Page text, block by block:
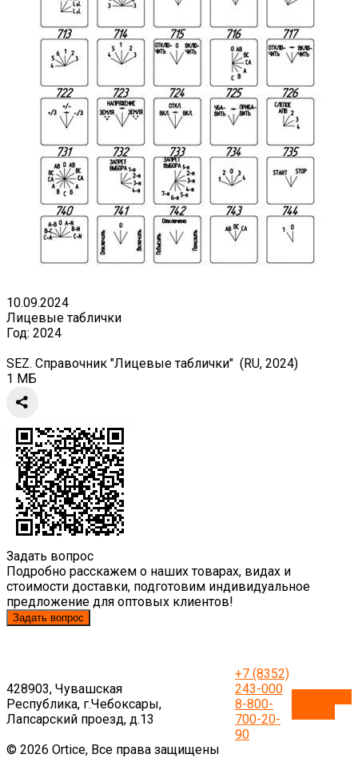
10.09.2024
Лицевые таблички
Год: 2024
SEZ. Справочник "Лицевые таблички" (RU, 2024)
1 МБ
Задать вопрос
Подробно расскажем о наших товарах, видах и
стоимости доставки, подготовим индивидуальное
предложение для оптовых клиентов!
Задать вопрос
428903, Чувашская
Республика, г.Чебоксары,
Лапсарский проезд, д.13
+7 (8352)
243-000
8-800-
700-20-
90
© 2026 Ortice, Все права защищены